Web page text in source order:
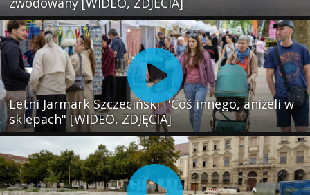
Letni Jarmark Szczeciński. "Coś innego, aniżeli w
sklepach" [WIDEO, ZDJĘCIA]